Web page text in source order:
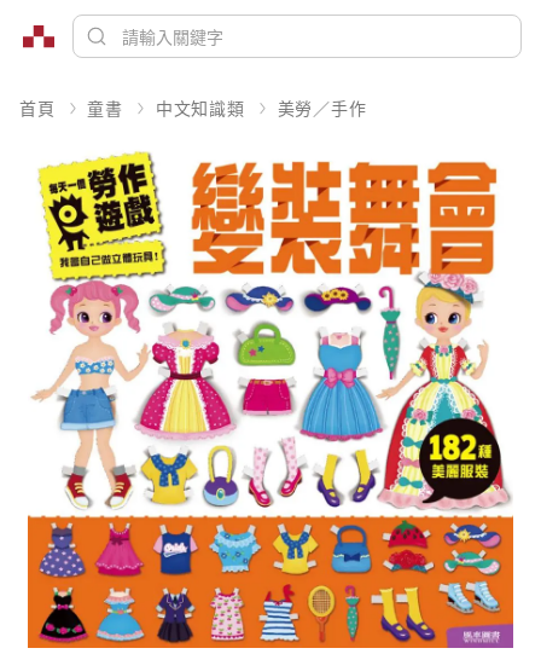
首頁 童書 中文知識類 美勞／手作